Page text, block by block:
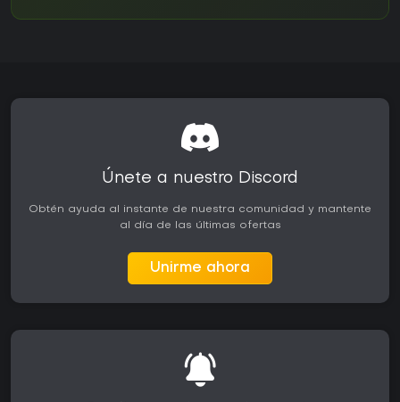
Únete a nuestro Discord
Obtén ayuda al instante de nuestra comunidad y mantente
al día de las últimas ofertas
Unirme ahora